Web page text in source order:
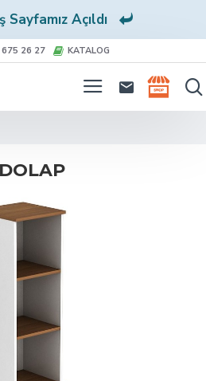
Sayfamız Açıldı
26 27 KATALOG